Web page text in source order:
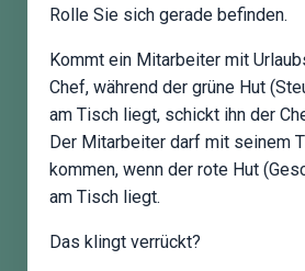
Rolle Sie sich gerade befinden.
Kommt ein Mitarbeiter mit
Chef, während der grüne Hut
am Tisch liegt, schickt ihn der
Der Mitarbeiter darf mit seinem
kommen, wenn der rote Hut
am Tisch liegt.
Das klingt verrückt?